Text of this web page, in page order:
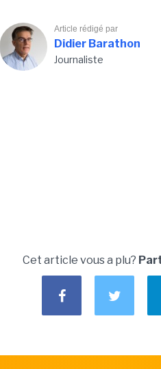
Article rédigé par
Didier Barathon
Journaliste
Cet article vous a plu?